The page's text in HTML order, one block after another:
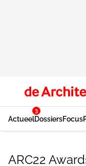
Actueel
3
DossiersFocus
ARC22